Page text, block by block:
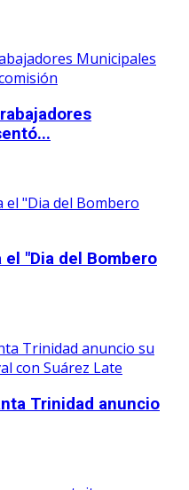
el "Dia del Bombero
Trinidad anuncio